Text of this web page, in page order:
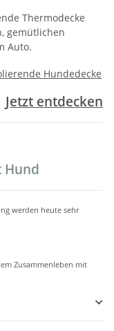
Thermodecke
gemütlichen
Auto.
Jetzt entdecken
Hund
werden heute sehr
Zusammenleben mit